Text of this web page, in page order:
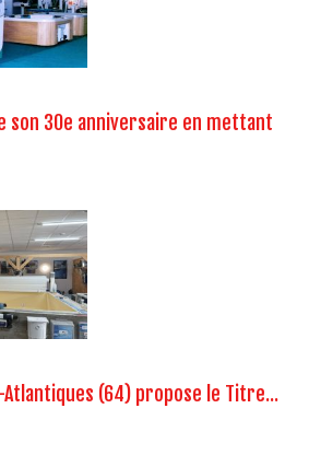
son 30e anniversaire en mettant
Atlantiques (64) propose le Titre...